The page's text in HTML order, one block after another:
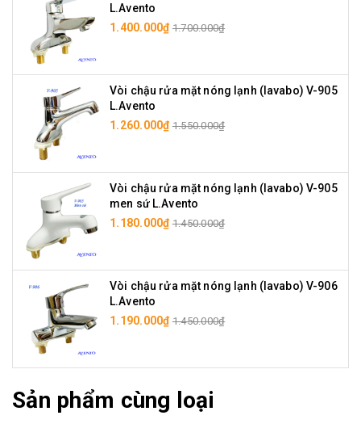
L.Avento
1.400.000₫ 1.700.000₫
Vòi chậu rửa mặt nóng lạnh (lavabo) V-905
L.Avento
1.260.000₫ 1.550.000₫
Vòi chậu rửa mặt nóng lạnh (lavabo) V-905
men sứ L.Avento
1.180.000₫ 1.450.000₫
Vòi chậu rửa mặt nóng lạnh (lavabo) V-906
L.Avento
1.190.000₫ 1.450.000₫
Sản phẩm cùng loại